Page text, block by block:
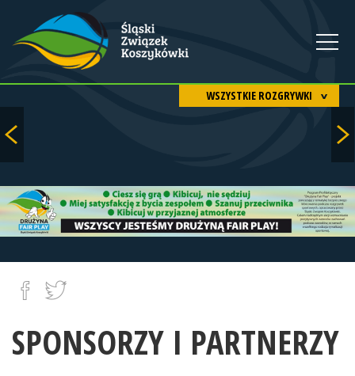
WSZYSTKIE ROZGRYWKI
SPONSORZY I PARTNERZY